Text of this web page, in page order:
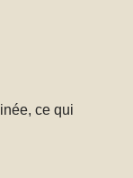
ce qui